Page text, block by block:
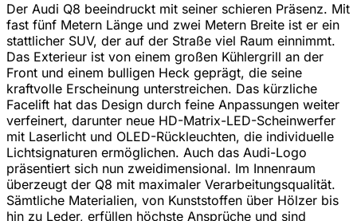
Der Audi Q8 beeindruckt mit seiner schieren Präsenz. Mit
fast fünf Metern Länge und zwei Metern Breite ist er ein
stattlicher SUV, der auf der Straße viel Raum einnimmt.
Das Exterieur ist von einem großen Kühlergrill an der
Front und einem bulligen Heck geprägt, die seine
kraftvolle Erscheinung unterstreichen. Das kürzliche
Facelift hat das Design durch feine Anpassungen weiter
verfeinert, darunter neue HD-Matrix-LED-Scheinwerfer
mit Laserlicht und OLED-Rückleuchten, die individuelle
Lichtsignaturen ermöglichen. Auch das Audi-Logo
präsentiert sich nun zweidimensional. Im Innenraum
überzeugt der Q8 mit maximaler Verarbeitungsqualität.
Sämtliche Materialien, von Kunststoffen über Hölzer bis
hin zu Leder, erfüllen höchste Ansprüche und sind